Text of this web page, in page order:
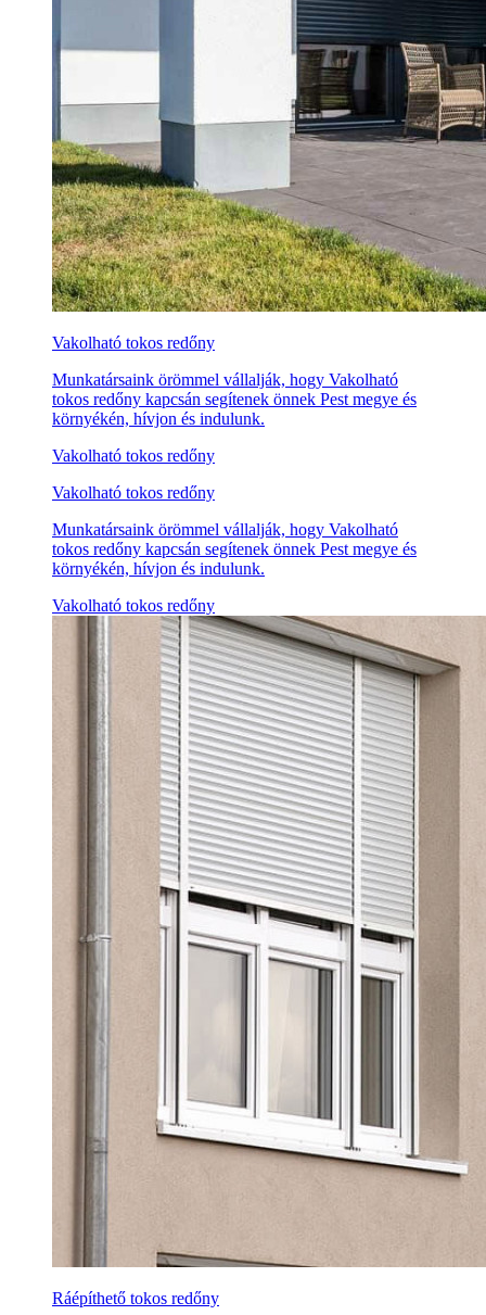
Vakolható tokos redőny
Munkatársaink örömmel vállalják, hogy Vakolható
tokos redőny kapcsán segítenek önnek Pest megye és
környékén, hívjon és indulunk.
Vakolható tokos redőny
Vakolható tokos redőny
Munkatársaink örömmel vállalják, hogy Vakolható
tokos redőny kapcsán segítenek önnek Pest megye és
környékén, hívjon és indulunk.
Vakolható tokos redőny
Ráépíthető tokos redőny